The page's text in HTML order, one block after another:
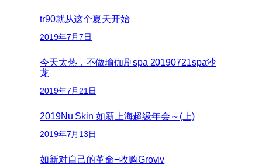
tr90就从这个夏天开始
2019年7月7日
今天太热，不做瑜伽刷spa 20190721spa沙
龙
2019年7月21日
2019Nu Skin 如新上海超级年会～(上)
2019年7月13日
如新对自己的革命−收购Groviv